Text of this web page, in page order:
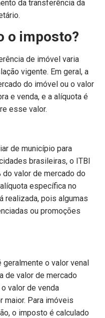
da transferência da
o imposto?
de imóvel varia
vigente. Em geral, a
do imóvel ou o valor
e venda, e a alíquota é
esse valor.
de município para
brasileiras, o ITBI
do valor de mercado do
específica no
realizada, pois algumas
ou promoções
o valor venal
de valor de mercado
valor de venda
maior. Para imóveis
o imposto é calculado